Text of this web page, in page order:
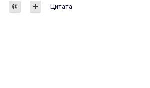
Цитата